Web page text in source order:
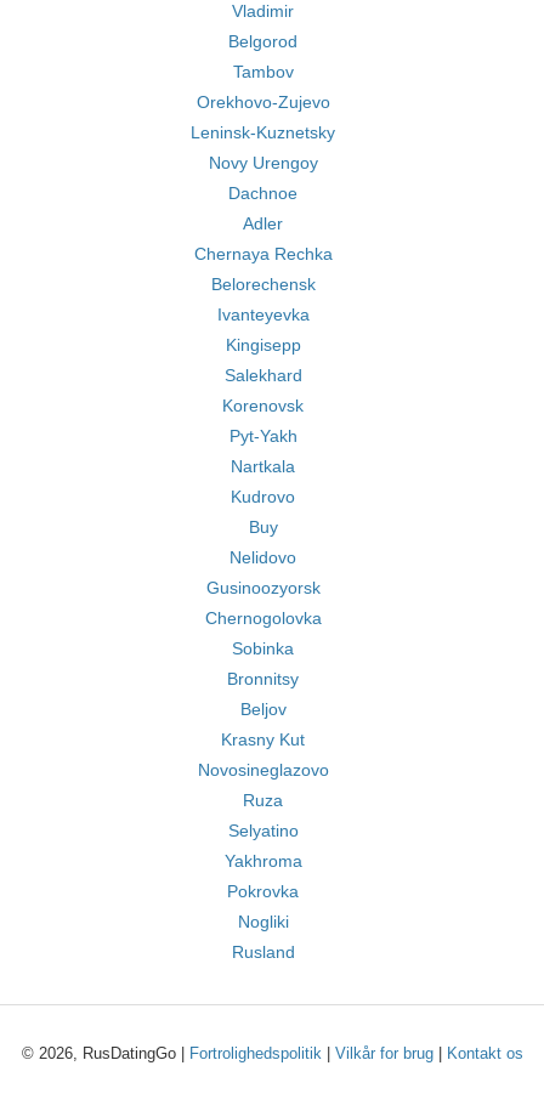
Vladimir
Belgorod
Tambov
Orekhovo-Zujevo
Leninsk-Kuznetsky
Novy Urengoy
Dachnoe
Adler
Chernaya Rechka
Belorechensk
Ivanteyevka
Kingisepp
Salekhard
Korenovsk
Pyt-Yakh
Nartkala
Kudrovo
Buy
Nelidovo
Gusinoozyorsk
Chernogolovka
Sobinka
Bronnitsy
Beljov
Krasny Kut
Novosineglazovo
Ruza
Selyatino
Yakhroma
Pokrovka
Nogliki
Rusland
© 2026, RusDatingGo | Fortrolighedspolitik| Vilkår for brug| Kontakt os